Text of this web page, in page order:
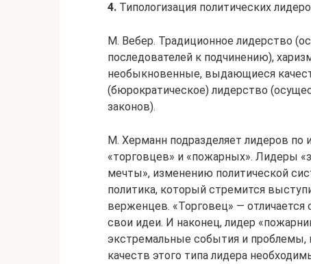
4. Типологизация политических
М. Вебер. Традиционное лидерство
последователей к подчинению),
не­обыкновенные, выдающиеся
(бюрократическое) лидерство
законов).
М. Херманн подразделяет лидеров по
«торговцев» и «пожарных». Лидеры
мечты», изменению политичес­кой
политика, кото­рый стремится
верженцев. «Торговец» —
свои идеи. И наконец, лидер
экстремальные события и проблемы,
качеств этого типа лидера